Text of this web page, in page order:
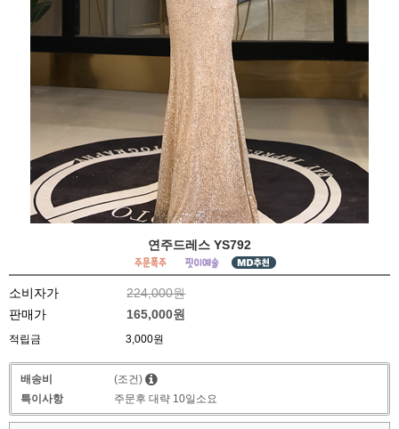
연주드레스 YS792
소비자가
224,000원
판매가
165,000원
적립금 3,000원
배송비
(조건)
특이사항
주문후 대략 10일소요